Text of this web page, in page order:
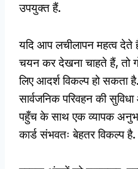
उपयुक्त हैं.
यदि आप लचीलापन महत्व
चयन कर देखना चाहते हैं, तो
लिए आदर्श विकल्प हो सकता
सार्वजनिक परिवहन की
पहुँच के साथ एक व्यापक
कार्ड संभवतः बेहतर विकल्प है.